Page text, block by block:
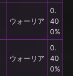
ウォーリア
0.
40
0%
ウォーリア
0.
40
0%